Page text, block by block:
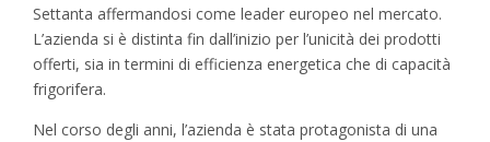
Settanta affermandosi come leader europeo nel mercato.
L’azienda si è distinta fin dall’inizio per l’unicità dei prodotti
offerti, sia in termini di efficienza energetica che di capacità
frigorifera.
Nel corso degli anni, l’azienda è stata protagonista di una